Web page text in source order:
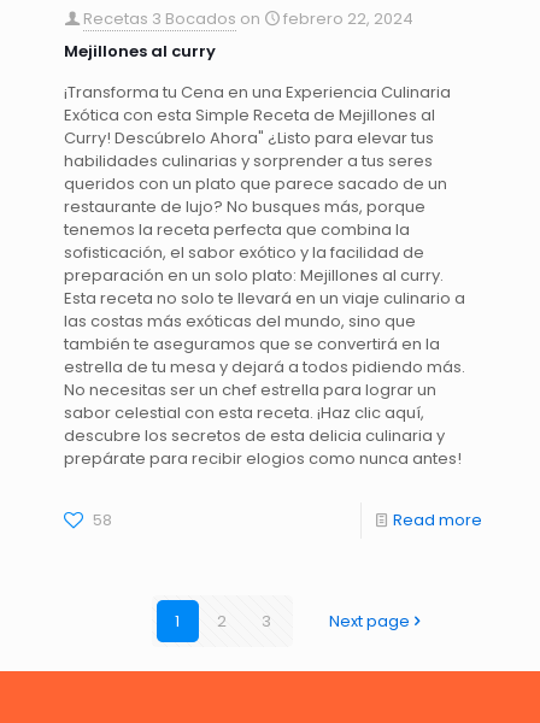
Recetas 3 Bocados on
febrero 22, 2024
Mejillones al curry
¡Transforma tu Cena en una Experiencia Culinaria
Exótica con esta Simple Receta de Mejillones al
Curry! Descúbrelo Ahora" ¿Listo para elevar tus
habilidades culinarias y sorprender a tus seres
queridos con un plato que parece sacado de un
restaurante de lujo? No busques más, porque
tenemos la receta perfecta que combina la
sofisticación, el sabor exótico y la facilidad de
preparación en un solo plato: Mejillones al curry.
Esta receta no solo te llevará en un viaje culinario a
las costas más exóticas del mundo, sino que
también te aseguramos que se convertirá en la
estrella de tu mesa y dejará a todos pidiendo más.
No necesitas ser un chef estrella para lograr un
sabor celestial con esta receta. ¡Haz clic aquí,
descubre los secretos de esta delicia culinaria y
prepárate para recibir elogios como nunca antes!
58 Read more
1 2 3 Next page